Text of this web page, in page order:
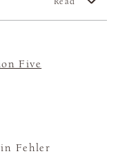
Five
Fehler